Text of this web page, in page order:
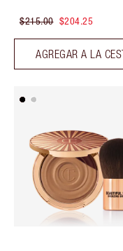
$215.00 $204.25
AGREGAR A LA